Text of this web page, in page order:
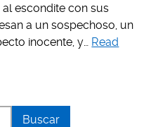
escondite con sus
a un sospechoso, un
inocente, y… Read